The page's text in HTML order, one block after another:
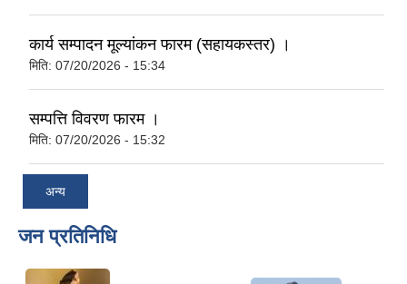
कार्य सम्पादन मूल्यांकन फारम (सहायकस्तर) ।
मिति: 07/20/2026 - 15:34
सम्पत्ति विवरण फारम ।
मिति: 07/20/2026 - 15:32
अन्य
जन प्रतिनिधि